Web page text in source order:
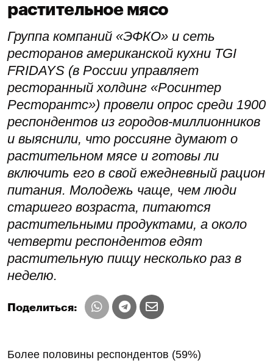
растительное мясо
Группа компаний «ЭФКО» и сеть
ресторанов американской кухни TGI
FRIDAYS (в России управляет
ресторанный холдинг «Росинтер
Ресторантс») провели опрос среди 1900
респондентов из городов-миллионников
и выяснили, что россияне думают о
растительном мясе и готовы ли
включить его в свой ежедневный рацион
питания. Молодежь чаще, чем люди
старшего возраста, питаются
растительными продуктами, а около
четверти респондентов едят
растительную пищу несколько раз в
неделю.
Поделиться:
Более половины респондентов (59%)